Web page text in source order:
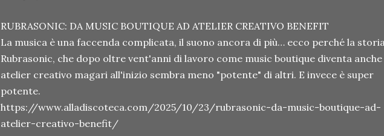
RUBRASONIC: DA MUSIC BOUTIQUE AD ATELIER CREATIVO BENEFIT
La musica è una faccenda complicata, il suono ancora di più… ecco perché la
Rubrasonic, che dopo oltre vent'anni di lavoro come music boutique diventa anche
atelier creativo magari all'inizio sembra meno "potente" di altri. E invece è super
potente.
https://www.alladiscoteca.com/2025/10/23/rubrasonic-da-music-boutique-ad-
atelier-creativo-benefit/